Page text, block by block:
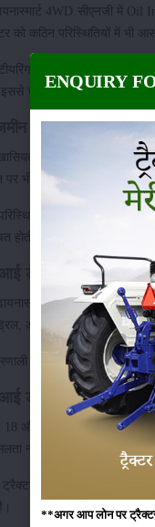
4WD सीएनजी में
को कठिन परिस्थितियों में भी
दिया गया है, जिससे
इससे चालक की थकान कम होती है
पर बेहतर पकड़
इसका 4WD (Four
पर भी आसानी से काम कर सकता
आती हैं, जहां
होती है क्योंकि ट्रैक्टर को बार-
डायनास्मार्ट 4WD
4WD सीएनजी की
और अन्य भारी मशीनों का
उपकरणों को स्थिरता के
डायनास्मार्ट 4WD
18 और पीछे 14.9 x 28
नहीं है और काम लगातार
ट्रैक्टर मजबूत बॉडी और
ENQUIRY
**अगर आप लोन पर